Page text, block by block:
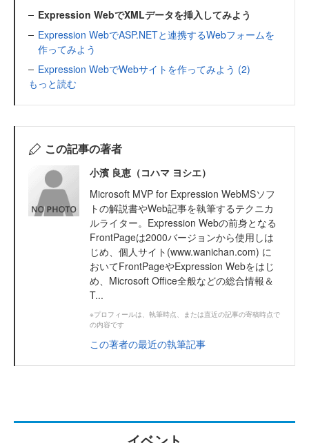
Expression WebでXMLデータを挿入してみよう
Expression WebでASP.NETと連携するWebフォームを
作ってみよう
Expression WebでWebサイトを作ってみよう (2)
もっと読む
この記事の著者
小濱 良恵（コハマ ヨシエ）
Microsoft MVP for Expression WebMSソフ
トの解説書やWeb記事を執筆するテクニカ
ルライター。Expression Webの前身となる
FrontPageは2000バージョンから使用しは
じめ、個人サイト(www.wanichan.com) に
おいてFrontPageやExpression Webをはじ
め、Microsoft Office全般などの総合情報＆
T...
※プロフィールは、執筆時点、または直近の記事の寄稿時点で
の内容です
この著者の最近の執筆記事